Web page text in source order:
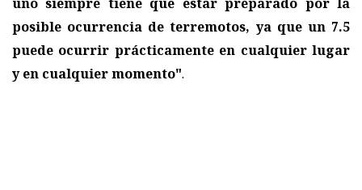
posible ocurrencia de terremotos, ya que un 7.5
puede ocurrir prácticamente en cualquier lugar
y en cualquier momento".